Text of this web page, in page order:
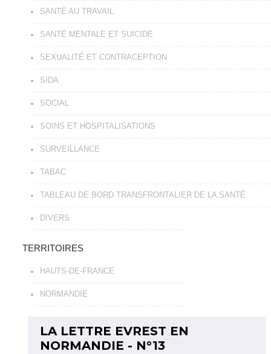
SANTÉ AU TRAVAIL
SANTÉ MENTALE ET SUICIDE
SEXUALITÉ ET CONTRACEPTION
SIDA
SOCIAL
SOINS ET HOSPITALISATIONS
SURVEILLANCE
TABAC
TABLEAU DE BORD TRANSFRONTALIER DE LA SANTÉ
DIVERS
TERRITOIRES
HAUTS-DE-FRANCE
NORMANDIE
LA LETTRE EVREST EN
NORMANDIE - N°13